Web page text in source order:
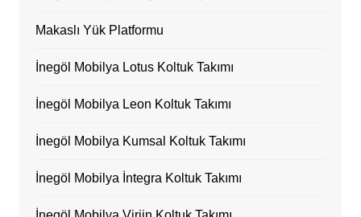
Makaslı Yük Platformu
İnegöl Mobilya Lotus Koltuk Takımı
İnegöl Mobilya Leon Koltuk Takımı
İnegöl Mobilya Kumsal Koltuk Takımı
İnegöl Mobilya İntegra Koltuk Takımı